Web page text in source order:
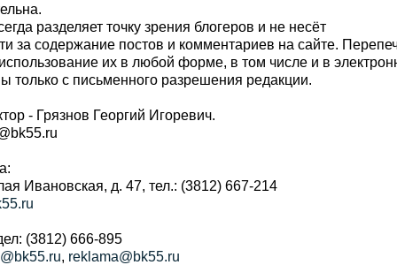
разделяет точку зрения блогеров и не несёт
за содержание постов и комментариев на сайте.
их в любой форме, в том числе и в
с письменного разрешения редакции.
- Грязнов Георгий Игоревич.
Ивановская, д. 47, тел.: (3812) 667-214
(3812) 666-895
, reklama@bk55.ru